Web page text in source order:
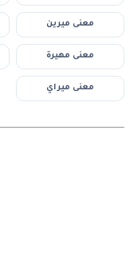
معنى ميرين
معنى مهيرة
معنى ميراي